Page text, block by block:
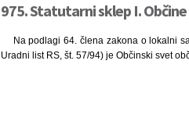
975. Statutarni sklep I.
Na podlagi 64. člena zakona o lokalni
Uradni list RS, št. 57/94) je Občinski svet